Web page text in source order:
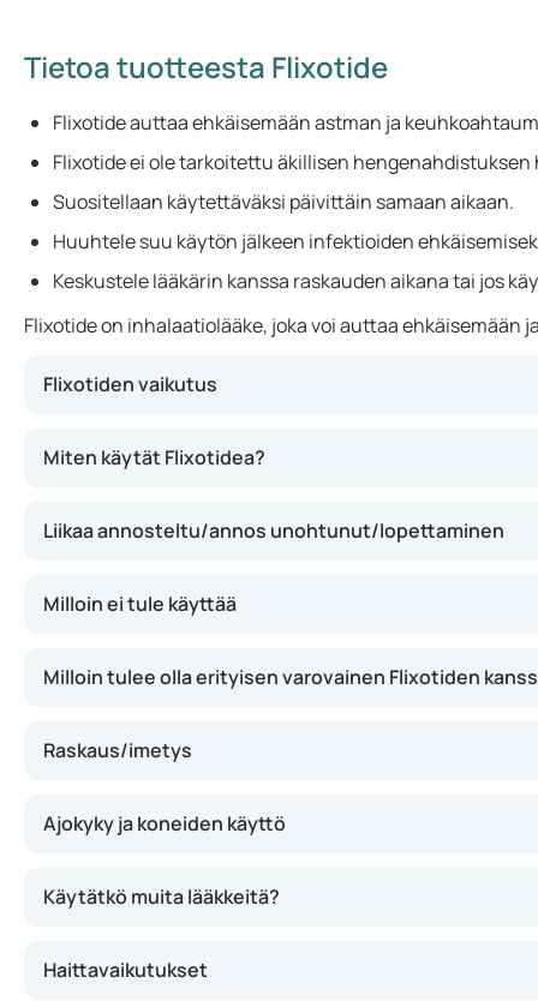
Tietoa tuotteesta Flixotide
Flixotide auttaa ehkäisemään astman ja
Flixotide ei ole tarkoitettu äkillisen hengenahdistuksen
Suositellaan käytettäväksi päivittäin samaan aikaan.
Huuhtele suu käytön jälkeen infektioiden
Keskustele lääkärin kanssa raskauden aikana tai jos
Flixotide on inhalaatiolääke, joka voi auttaa
Flixotiden vaikutus
Miten käytät Flixotidea?
Liikaa annosteltu/annos unohtunut/lopettaminen
Milloin ei tule käyttää
Milloin tulee olla erityisen varovainen Flixotiden
Raskaus/imetys
Ajokyky ja koneiden käyttö
Käytätkö muita lääkkeitä?
Haittavaikutukset